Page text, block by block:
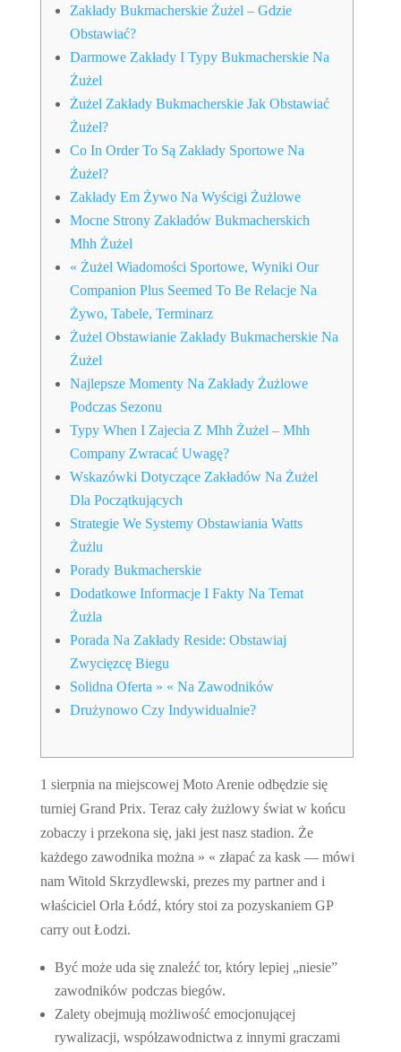
Zakłady Bukmacherskie Żużel – Gdzie
Obstawiać?
Darmowe Zakłady I Typy Bukmacherskie Na
Żużel
Żużel Zakłady Bukmacherskie Jak Obstawiać
Żużel?
Co In Order To Są Zakłady Sportowe Na
Żużel?
Zakłady Em Żywo Na Wyścigi Żużlowe
Mocne Strony Zakładów Bukmacherskich
Mhh Żużel
« Żużel Wiadomości Sportowe, Wyniki Our
Companion Plus Seemed To Be Relacje Na
Żywo, Tabele, Terminarz
Żużel Obstawianie Zakłady Bukmacherskie Na
Żużel
Najlepsze Momenty Na Zakłady Żużlowe
Podczas Sezonu
Typy When I Zajecia Z Mhh Żużel – Mhh
Company Zwracać Uwagę?
Wskazówki Dotyczące Zakładów Na Żużel
Dla Początkujących
Strategie We Systemy Obstawiania Watts
Żużlu
Porady Bukmacherskie
Dodatkowe Informacje I Fakty Na Temat
Żużla
Porada Na Zakłady Reside: Obstawiaj
Zwycięzcę Biegu
Solidna Oferta » « Na Zawodników
Drużynowo Czy Indywidualnie?
1 sierpnia na miejscowej Moto Arenie odbędzie się
turniej Grand Prix. Teraz cały żużlowy świat w końcu
zobaczy i przekona się, jaki jest nasz stadion. Że
każdego zawodnika można » « złapać za kask — mówi
nam Witold Skrzydlewski, prezes my partner and i
właściciel Orla Łódź, który stoi za pozyskaniem GP
carry out Łodzi.
Być może uda się znaleźć tor, który lepiej „niesie”
zawodników podczas biegów.
Zalety obejmują możliwość emocjonującej
rywalizacji, współzawodnictwa z innymi graczami